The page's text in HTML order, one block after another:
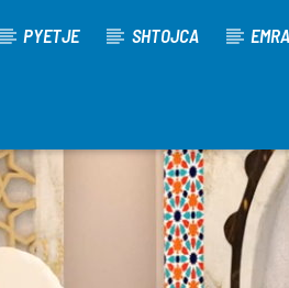
PYETJE SHTOJCA EMRA